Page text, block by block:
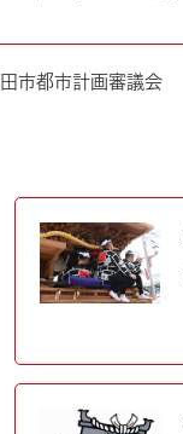
市都市計画審議会